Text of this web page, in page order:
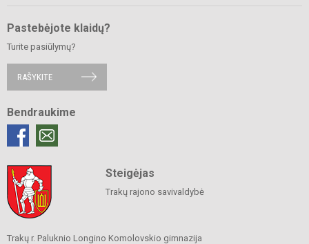
Pastebėjote klaidų?
Turite pasiūlymų?
RAŠYKITE
Bendraukime
Steigėjas
Trakų rajono savivaldybė
Trakų r. Paluknio Longino Komolovskio gimnazija